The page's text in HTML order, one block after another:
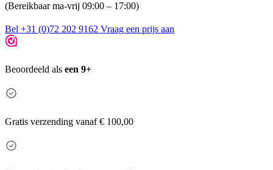
(Bereikbaar ma-vrij 09:00 – 17:00)
Bel +31 (0)72 202 9162 Vraag een prijs aan
Beoordeeld als een 9+
Gratis verzending vanaf € 100,00